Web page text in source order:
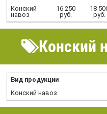
Конский
навоз
16 250
руб.
18
руб.
Конский
Вид продукции
Конский навоз